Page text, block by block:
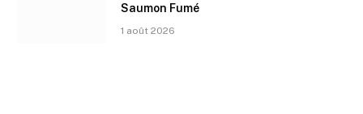
Saumon Fumé
1 août 2026